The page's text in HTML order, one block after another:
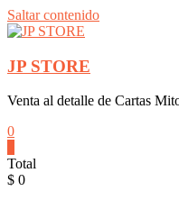
Saltar contenido
JP STORE
Venta al detalle de Cartas
0
Total
$ 0